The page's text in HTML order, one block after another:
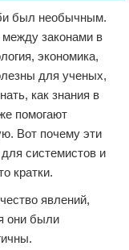
был необычным.
между законами в
экономика,
для ученых,
как знания в
помогают
Вот почему эти
системистов и
кратки.
явлений,
они были